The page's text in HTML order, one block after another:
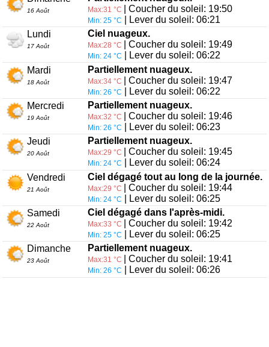
16 Août Max:31 °C | Coucher du soleil: 19:50
Min: 25 °C
| Lever du soleil: 06:21
Lundi
17 Août
Ciel nuageux.
Max:28 °C | Coucher du soleil: 19:49
Min: 24 °C
| Lever du soleil: 06:22
Mardi
18 Août
Partiellement nuageux.
Max:34 °C | Coucher du soleil: 19:47
Min: 26 °C
| Lever du soleil: 06:22
Mercredi
19 Août
Partiellement nuageux.
Max:32 °C | Coucher du soleil: 19:46
Min: 26 °C
| Lever du soleil: 06:23
Jeudi
20 Août
Partiellement nuageux.
Max:29 °C | Coucher du soleil: 19:45
Min: 24 °C
| Lever du soleil: 06:24
Vendredi
21 Août
Ciel dégagé tout au long de la journée.
Max:29 °C | Coucher du soleil: 19:44
Min: 24 °C
| Lever du soleil: 06:25
Samedi
22 Août
Ciel dégagé dans l'après-midi.
Max:33 °C | Coucher du soleil: 19:42
Min: 25 °C
| Lever du soleil: 06:25
Dimanche
23 Août
Partiellement nuageux.
Max:31 °C | Coucher du soleil: 19:41
Min: 26 °C | Lever du soleil: 06:26